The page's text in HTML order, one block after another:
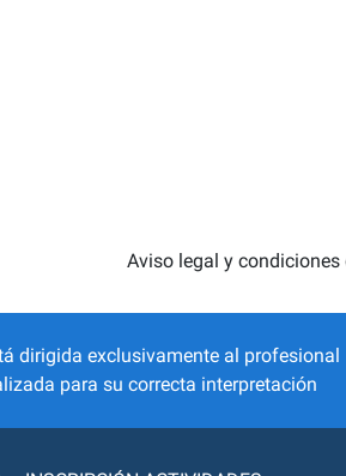
Aviso legal y condiciones
dirigida exclusivamente al profesional
para su correcta interpretación